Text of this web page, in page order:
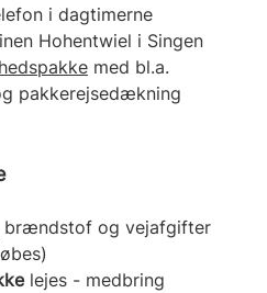
i dagtimerne
Hohentwiel i Singen
med bl.a.
pakkerejsedækning
brændstof og vejafgifter
lejes - medbring